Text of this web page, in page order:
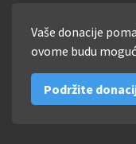
Vaše donacije
ovome budu
Podržite